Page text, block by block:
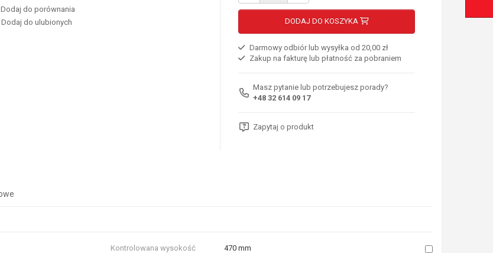
Dodaj do porównania
Dodaj do ulubionych
DODAJ DO KOSZYKA
Darmowy odbiór lub wysyłka od 20,00 zł
Zakup na fakturę lub płatność za pobraniem
Masz pytanie lub potrzebujesz porady?
+48 32 614 09 17
Zapytaj o produkt
Kontrolowana wysokość 470 mm